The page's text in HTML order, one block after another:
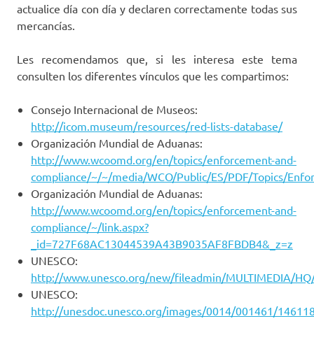
actualice día con día y declaren correctamente todas sus
mercancías.
Les recomendamos que, si les interesa este tema
consulten los diferentes vínculos que les compartimos:
Consejo Internacional de Museos:
http://icom.museum/resources/red-lists-database/
Organización Mundial de Aduanas:
http://www.wcoomd.org/en/topics/enforcement-and-
compliance/~/~/media/WCO/Public/ES/PDF/Topics/
Organización Mundial de Aduanas:
http://www.wcoomd.org/en/topics/enforcement-and-
compliance/~/link.aspx?
_id=727F68AC13044539A43B9035AF8FBDB4&_z=z
UNESCO:
http://www.unesco.org/new/fileadmin/MULTIMEDIA/
UNESCO:
http://unesdoc.unesco.org/images/0014/001461/